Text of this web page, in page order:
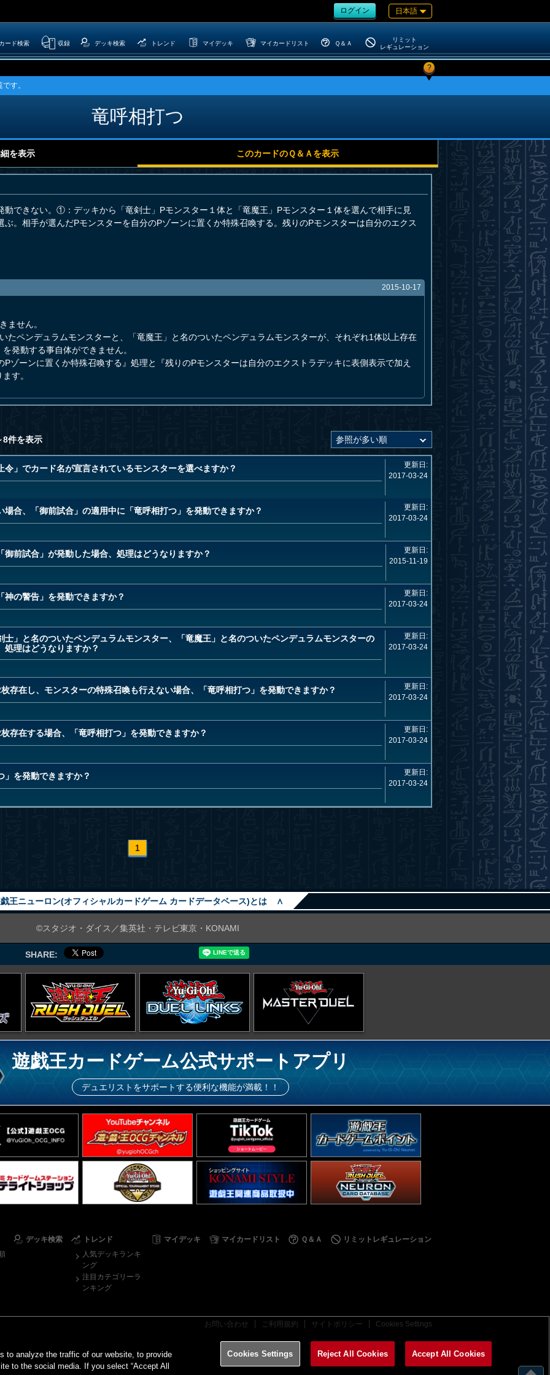
ログイン 日本語
ード検索 収録 デッキ検索 トレンド マイデッキ マイカードリスト Ｑ＆Ａ
リミット
レギュレーション
?
す。
竜呼相打つ
を表示 このカードのＱ＆Ａを表示
動できない。①：デッキから「竜剣士」Pモンスター１体と「竜魔王」Pモンスター１体を選んで相手に見
。相手が選んだPモンスターを自分のPゾーンに置くか特殊召喚する。残りのPモンスターは自分のエクス
2015-10-17
ません。
たペンデュラムモンスターと、「竜魔王」と名のついたペンデュラムモンスターが、それぞれ1体以上存在
発動する事自体ができません。
ゾーンに置くか特殊召喚する』処理と『残りのPモンスターは自分のエクストラデッキに表側表示で加え
す。
8件を表示
」でカード名が宣言されているモンスターを選べますか？
更新日:
2017-03-24
合、「御前試合」の適用中に「竜呼相打つ」を発動できますか？
更新日:
2017-03-24
前試合」が発動した場合、処理はどうなりますか？
更新日:
2015-11-19
の警告」を発動できますか？
更新日:
2017-03-24
」と名のついたペンデュラムモンスター、「竜魔王」と名のついたペンデュラムモンスターの
処理はどうなりますか？
更新日:
2017-03-24
存在し、モンスターの特殊召喚も行えない場合、「竜呼相打つ」を発動できますか？
更新日:
2017-03-24
存在する場合、「竜呼相打つ」を発動できますか？
更新日:
2017-03-24
」を発動できますか？
更新日:
2017-03-24
1
王ニューロン(オフィシャルカードゲーム カードデータベース)とは ∧
©スタジオ・ダイス／集英社・テレビ東京・KONAMI
SHARE:
遊戯王カードゲーム公式サポートアプリ
デュエリストをサポートする便利な機能が満載！！
デッキ検索
トレンド
人気デッキランキ
ング
注目カテゴリーラ
ンキング
マイデッキ マイカードリスト Ｑ＆Ａ リミットレギュレーション
お問い合わせ ご利用規約 サイトポリシー Cookies Settings
to analyze the traffic of our website, to provide
to the social media. If you select “Accept All
Cookies Settings Reject All Cookies Accept All Cookies